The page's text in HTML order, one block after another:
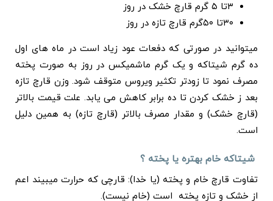
۳تا ۵ گرم قارچ خشک در روز
۳۰تا ۵۰گرم قارچ تازه در روز
میتوانید در صورتی که دفعات عود زیاد است در ماه های اول
ده گرم شیتاکه و یک گرم ماشمیکس در روز به صورت پخته
مصرف نمود تا زودتر تکثیر ویروس متوقف شود. وزن قارچ تازه
بعد ز خشک کردن تا ده برابر کاهش می یابد. علت قیمت بالاتر
(قارچ خشک) و مقدار مصرف بالاتر (قارچ تازه) به همین دلیل
است.
شیتاکه خام بهتره یا پخته ؟
تفاوت قارچ خام و پخته (یا خدا): قارچی که حرارت میبیند اعم
از خشک و تازه پخته است (خام نیست).